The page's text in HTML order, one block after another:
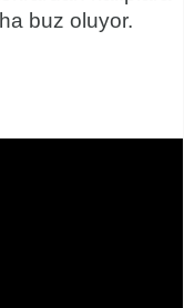
buz oluyor.